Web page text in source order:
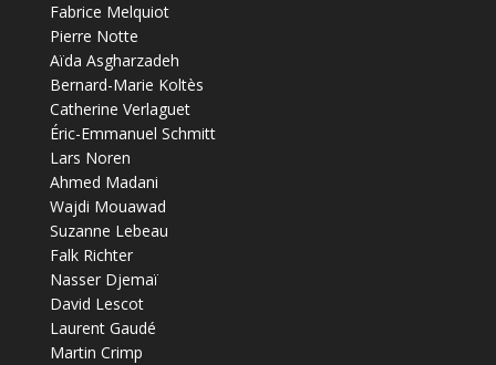
Fabrice Melquiot
Pierre Notte
Aïda Asgharzadeh
Bernard-Marie Koltès
Catherine Verlaguet
Éric-Emmanuel Schmitt
Lars Noren
Ahmed Madani
Wajdi Mouawad
Suzanne Lebeau
Falk Richter
Nasser Djemaï
David Lescot
Laurent Gaudé
Martin Crimp